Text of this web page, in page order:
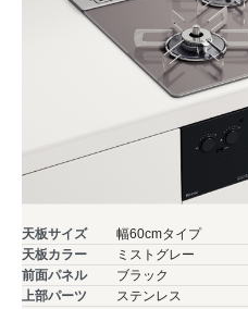
天板サイズ
幅60cmタイプ
天板カラー
ミストグレー
前面パネル
ブラック
上部パーツ
ステンレス